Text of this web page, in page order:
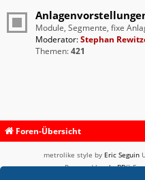
Module, Segmente, fixe
Moderator:Stephan
Themen:421
Foren-Übersicht
metrolike style by Eric Seguin
Powered byphpBB®